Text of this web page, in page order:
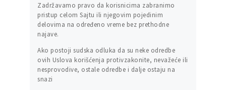
Zadržavamo pravo da korisnicima zabranimo
pristup celom Sajtu ili njegovim pojedinim
delovima na određeno vreme bez prethodne
najave.
Ako postoji sudska odluka da su neke odredbe
ovih Uslova korišćenja protivzakonite, nevažeće ili
nesprovodive, ostale odredbe i dalje ostaju na
snazi